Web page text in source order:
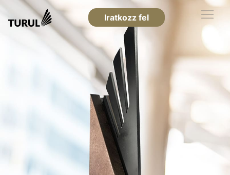
Iratkozz fel